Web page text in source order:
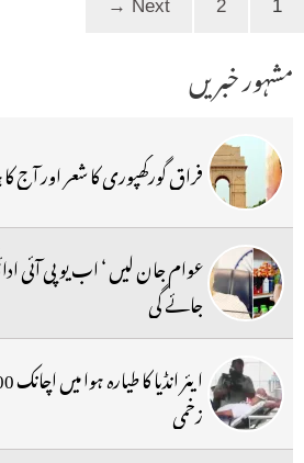
1
2
Next
→
مشہور خبریں
فراق گورکھپوری کا شعر اور آج
عوام جان لیں ‘ اب یو پی آئی
جائے گی
زخمی